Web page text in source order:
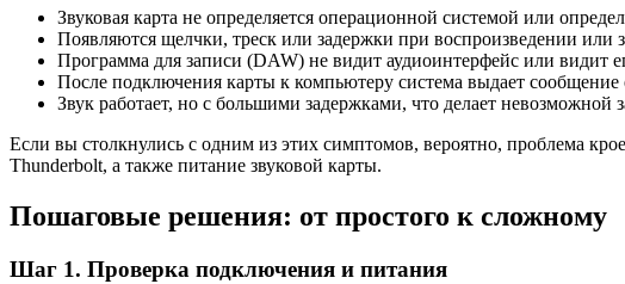
Звуковая карта не определяется операционной системой или
Появляются щелчки, треск или задержки при воспроизведении или
Программа для записи (DAW) не видит аудиоинтерфейс или видит
После подключения карты к компьютеру система выдает сообщение
Звук работает, но с большими задержками, что делает невозможной
Если вы столкнулись с одним из этих симптомов, вероятно, проблема
Thunderbolt, а также питание звуковой карты.
Пошаговые решения: от простого к сложному
Шаг 1. Проверка подключения и питания